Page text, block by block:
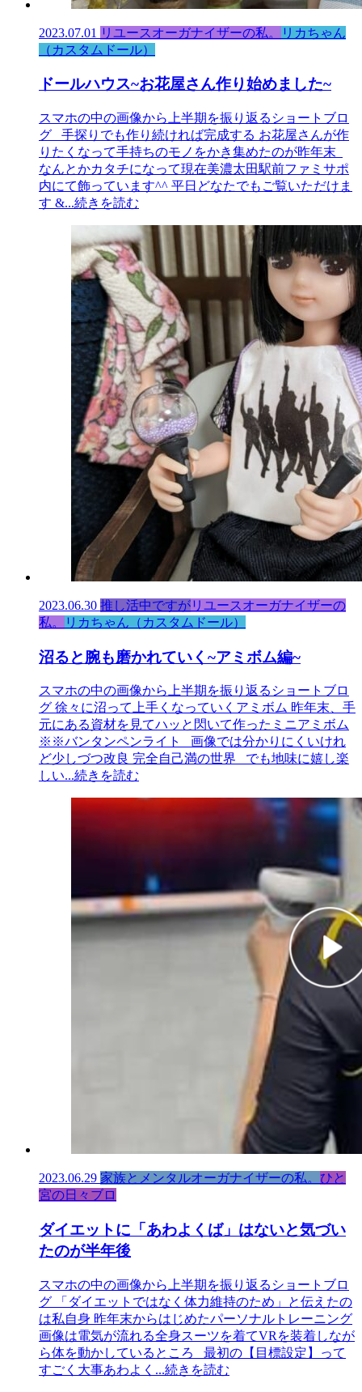
2023.07.01 リユースオーガナイザーの私。
リカちゃん
（カスタムドール）
ドールハウス~お花屋さん作り始めました~
スマホの中の画像から上半期を振り返るショートブロ
グ 手探りでも作り続ければ完成する お花屋さんが作
りたくなって手持ちのモノをかき集めたのが昨年末
なんとかカタチになって現在美濃太田駅前ファミサポ
内にて飾っています^^ 平日どなたでもご覧いただけま
す &...続きを読む
2023.06.30 推し活中ですがリユースオーガナイザーの
私。
リカちゃん（カスタムドール）
沼ると腕も磨かれていく~アミボム編~
スマホの中の画像から上半期を振り返るショートブロ
グ 徐々に沼って上手くなっていくアミボム 昨年末、手
元にある資材を見てハッと閃いて作ったミニアミボム
※※バンタンペンライト 画像では分かりにくいけれ
ど少しづつ改良 完全自己満の世界 でも地味に嬉し楽
しい...続きを読む
2023.06.29 家族とメンタルオーガナイザーの私。 ひと
宮の日々ブロ
ダイエットに「あわよくば」はないと気づい
たのが半年後
スマホの中の画像から上半期を振り返るショートブロ
グ 「ダイエットではなく体力維持のため」と伝えたの
は私自身 昨年末からはじめたパーソナルトレーニング
画像は電気が流れる全身スーツを着てVRを装着しなが
ら体を動かしているところ 最初の【目標設定】って
すごく大事あわよく ...続きを読む